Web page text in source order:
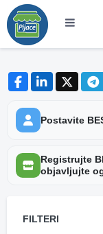
Postavite
Registrujte
objavljujte
FILTERI